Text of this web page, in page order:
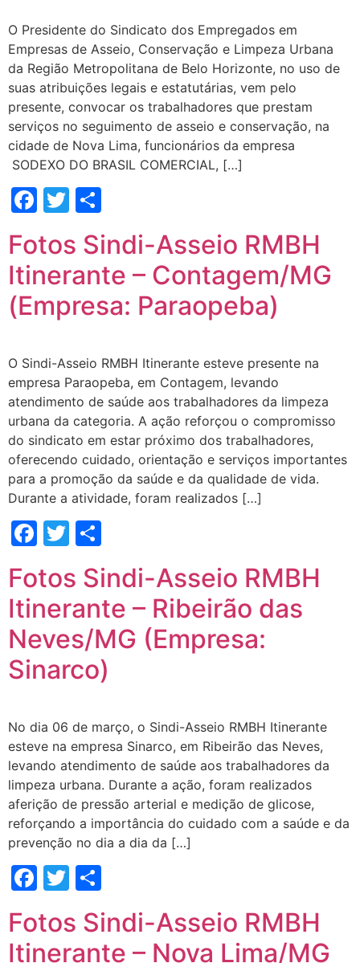
O Presidente do Sindicato dos Empregados em
Empresas de Asseio, Conservação e Limpeza Urbana
da Região Metropolitana de Belo Horizonte, no uso de
suas atribuições legais e estatutárias, vem pelo
presente, convocar os trabalhadores que prestam
serviços no seguimento de asseio e conservação, na
cidade de Nova Lima, funcionários da empresa
SODEXO DO BRASIL COMERCIAL, […]
Facebook
Twitter
Fotos Sindi-Asseio RMBH
Itinerante – Contagem/MG
(Empresa: Paraopeba)
O Sindi-Asseio RMBH Itinerante esteve presente na
empresa Paraopeba, em Contagem, levando
atendimento de saúde aos trabalhadores da limpeza
urbana da categoria. A ação reforçou o compromisso
do sindicato em estar próximo dos trabalhadores,
oferecendo cuidado, orientação e serviços importantes
para a promoção da saúde e da qualidade de vida.
Durante a atividade, foram realizados […]
Facebook
Twitter
Fotos Sindi-Asseio RMBH
Itinerante – Ribeirão das
Neves/MG (Empresa:
Sinarco)
No dia 06 de março, o Sindi-Asseio RMBH Itinerante
esteve na empresa Sinarco, em Ribeirão das Neves,
levando atendimento de saúde aos trabalhadores da
limpeza urbana. Durante a ação, foram realizados
aferição de pressão arterial e medição de glicose,
reforçando a importância do cuidado com a saúde e da
prevenção no dia a dia da […]
Facebook
Twitter
Fotos Sindi-Asseio RMBH
Itinerante – Nova Lima/MG